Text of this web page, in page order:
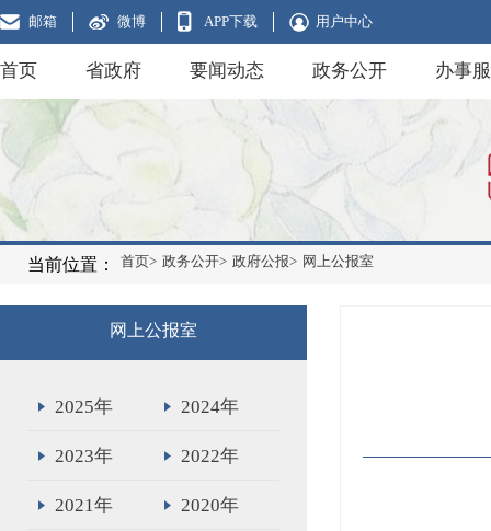
邮箱 微博 APP下载 用户中心
首页 省政府 要闻动态 政务公开 办事
当前位置： 首页> 政务公开> 政府公报> 网上公报室
网上公报室
2025年 2024年
2023年 2022年
2021年 2020年